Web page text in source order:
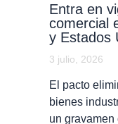
Entra en
comercial
y Estados
3 julio, 2026
El pacto
bienes
un